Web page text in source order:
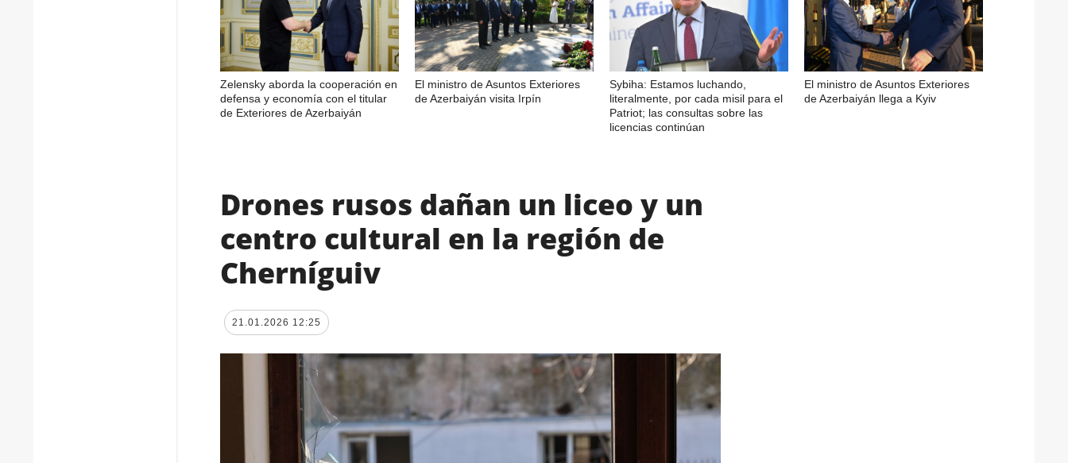
Zelensky aborda la cooperación en
defensa y economía con el titular
de Exteriores de Azerbaiyán
El ministro de Asuntos Exteriores
de Azerbaiyán visita Irpín
Sybiha: Estamos luchando,
literalmente, por cada misil para el
Patriot; las consultas sobre las
licencias continúan
El ministro de Asuntos Exteriores
de Azerbaiyán llega a Kyiv
Drones rusos dañan un liceo y un
centro cultural en la región de
Cherníguiv
21.01.2026 12:25